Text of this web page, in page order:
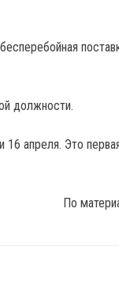
должности.
16 апреля. Это
По